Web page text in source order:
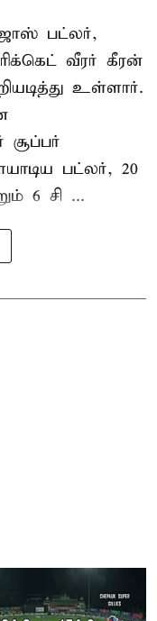
பட்லர்,
வீரர் கீரன்
உள்ளார்.
பட்லர், 20
6 சி ...